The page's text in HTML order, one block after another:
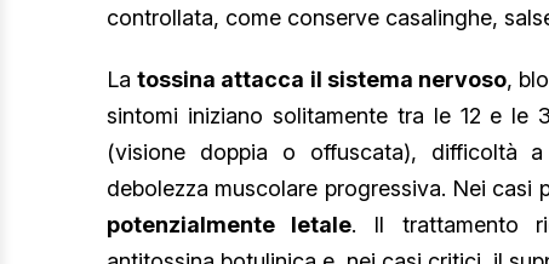
controllata, come conserve casalinghe,
Latossina attacca il sistema nervoso,
sintomi iniziano solitamente tra le 12 e le
(visione doppia o offuscata), difficoltà
debolezza muscolare progressiva. Nei casi
potenzialmente letale. Il trattamento